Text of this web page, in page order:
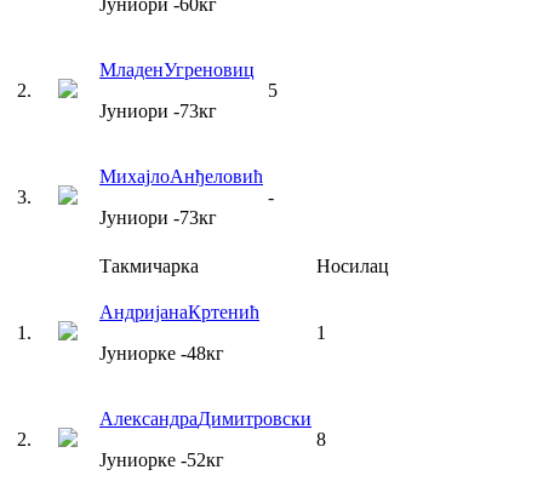
2.
МладенУгреновиц
Јуниори -73кг
5
3.
МихајлоАнђеловић
Јуниори -73кг
-
Такмичарка Носилац
1 .
АндријанаКртенић
Јуниорке -48кг
1
2.
АлександраДимитровски
Јуниорке -52кг
8